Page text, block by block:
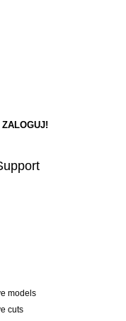
models
cuts